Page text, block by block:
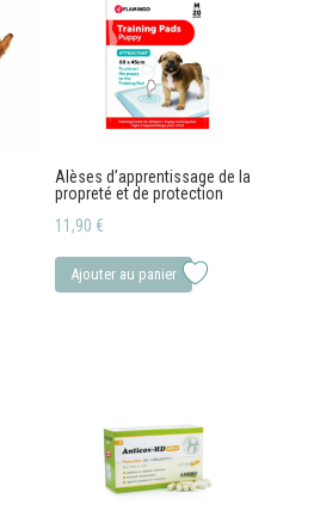
Alèses d’apprentissage de la
propreté et de protection
11,90 €
Ajouter au panier